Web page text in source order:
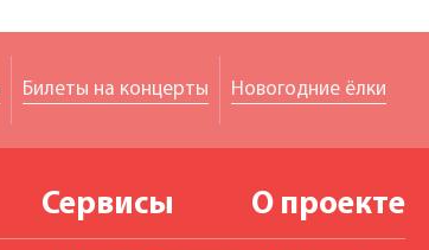
Билеты на концерты Новогодние ёлки
Сервисы О проекте